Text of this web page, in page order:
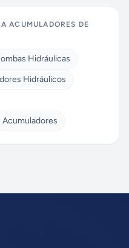
AACUMULADORES DE
Hidráulicas
Hidráulicos
Acumuladores